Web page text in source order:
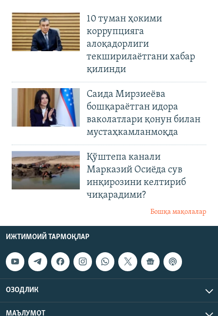
10 туман ҳокими
коррупцияга
алоқадорлиги
текширилаётгани хабар
қилинди
Саида Мирзиеёва
бошқараётган идора
ваколатлари қонун билан
мустаҳкамланмоқда
Қўштепа канали
Марказий Осиёда сув
инқирозини келтириб
чиқарадими?
Бошқа мақолалар
ИЖТИМОИЙ ТАРМОҚЛАР
ОЗОДЛИК
МАЪЛУМОТ